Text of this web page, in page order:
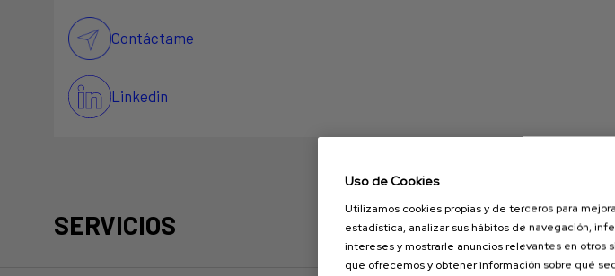
Contáctame
Linkedin
SERVICIOS
Uso de Cookies
Utilizamos cookies propias y de terceros para
estadística, analizar sus hábitos de navegación,
intereses y mostrarle anuncios relevantes en otros
que ofrecemos y obtener información sobre qué